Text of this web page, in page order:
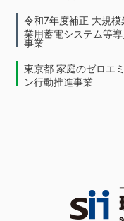
令和7年度補正 大規模
業用蓄電システム等
事業
東京都 家庭のゼロエ
ン行動推進事業